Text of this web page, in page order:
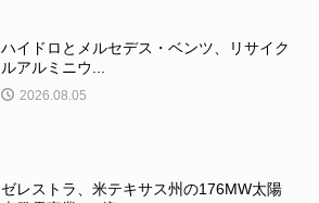
ハイドロとメルセデス・ベンツ、リサイク
ルアルミニウ...
2026.08.05
ゼレストラ、米テキサス州の176MW太陽